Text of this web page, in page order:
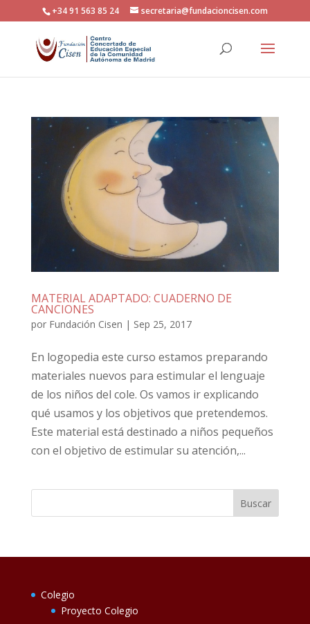
+34 91 563 85 24 secretaria@fundacioncisen.com
MATERIAL ADAPTADO: CUADERNO DE
CANCIONES
por Fundación Cisen | Sep 25, 2017
En logopedia este curso estamos preparando
materiales nuevos para estimular el lenguaje
de los niños del cole. Os vamos ir explicando
qué usamos y los objetivos que pretendemos.
Este material está destinado a niños pequeños
con el objetivo de estimular su atención,...
Colegio
Proyecto Colegio